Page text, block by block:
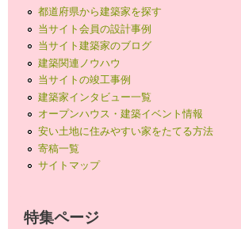
都道府県から建築家を探す
当サイト会員の設計事例
当サイト建築家のブログ
建築関連ノウハウ
当サイトの竣工事例
建築家インタビュー一覧
オープンハウス・建築イベント情報
安い土地に住みやすい家をたてる方法
寄稿一覧
サイトマップ
特集ページ